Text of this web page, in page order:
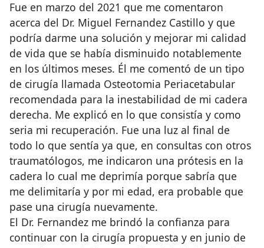
Fue en marzo del 2021 que me comentaron
acerca del Dr. Miguel Fernandez Castillo y que
podría darme una solución y mejorar mi calidad
de vida que se había disminuido notablemente
en los últimos meses. Él me comentó de un tipo
de cirugía llamada Osteotomia Periacetabular
recomendada para la inestabilidad de mi cadera
derecha. Me explicó en lo que consistía y como
seria mi recuperación. Fue una luz al final de
todo lo que sentía ya que, en consultas con otros
traumatólogos, me indicaron una prótesis en la
cadera lo cual me deprimía porque sabría que
me delimitaría y por mi edad, era probable que
pase una cirugía nuevamente.
El Dr. Fernandez me brindó la confianza para
continuar con la cirugía propuesta y en junio de